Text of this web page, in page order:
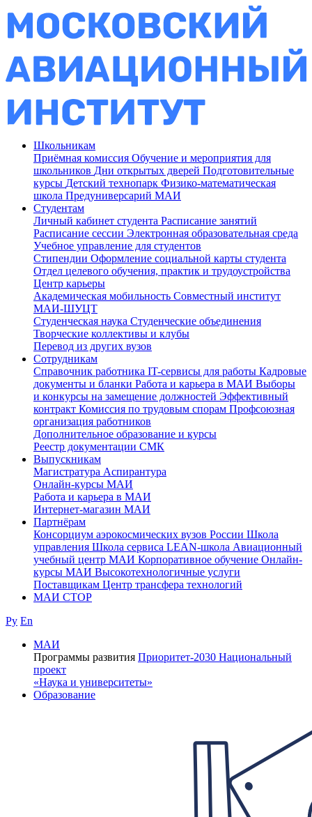
Школьникам
Приёмная комиссия Обучение и мероприятия для
школьников Дни открытых дверей Подготовительные
курсы Детский технопарк Физико-математическая
школа Предуниверсарий МАИ
Студентам
Личный кабинет студента Расписание занятий
Расписание сессии Электронная образовательная среда
Учебное управление для студентов
Стипендии Оформление социальной карты студента
Отдел целевого обучения, практик и трудоустройства
Центр карьеры
Академическая мобильность Совместный институт
МАИ-ШУЦТ
Студенческая наука Студенческие объединения
Творческие коллективы и клубы
Перевод из других вузов
Сотрудникам
Cправочник работника IT-сервисы для работы Кадровые
документы и бланки Работа и карьера в МАИ Выборы
и конкурсы на замещение должностей Эффективный
контракт Комиссия по трудовым спорам Профсоюзная
организация работников
Дополнительное образование и курсы
Реестр документации СМК
Выпускникам
Магистратура Аспирантура
Онлайн-курсы МАИ
Работа и карьера в МАИ
Интернет-магазин МАИ
Партнёрам
Консорциум аэрокосмических вузов России Школа
управления Школа сервиса LEAN-школа Авиационный
учебный центр МАИ Корпоративное обучение Онлайн-
курсы МАИ Высокотехнологичные услуги
Поставщикам Центр трансфера технологий
МАИ СТОР
Ру En
МАИ
Программы развития Приоритет-2030 Национальный
проект
«Наука и университеты»
Образование